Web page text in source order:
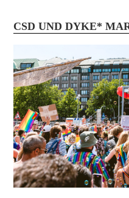
CSD UND DYKE*